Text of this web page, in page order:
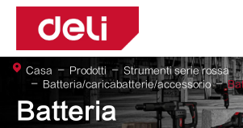
Batteria
Casa Prodotti
Strumenti serie rossa
Batteria/caricabatterie/accessorio